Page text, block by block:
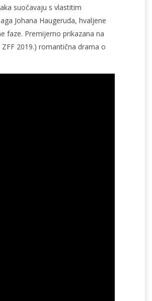
suočavaju s vlastitim
Johana Haugeruda, hvaljene
faze. Premijerno prikazana na
2019.) romantična drama o